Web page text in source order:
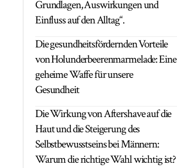
Grundlagen, Auswirkungen und
Einfluss auf den Alltag“.
Die gesundheitsfördernden Vorteile
von Holunderbeerenmarmelade: Eine
geheime Waffe für unsere
Gesundheit
Die Wirkung von Aftershave auf die
Haut und die Steigerung des
Selbstbewusstseins bei Männern:
Warum die richtige Wahl wichtig ist?